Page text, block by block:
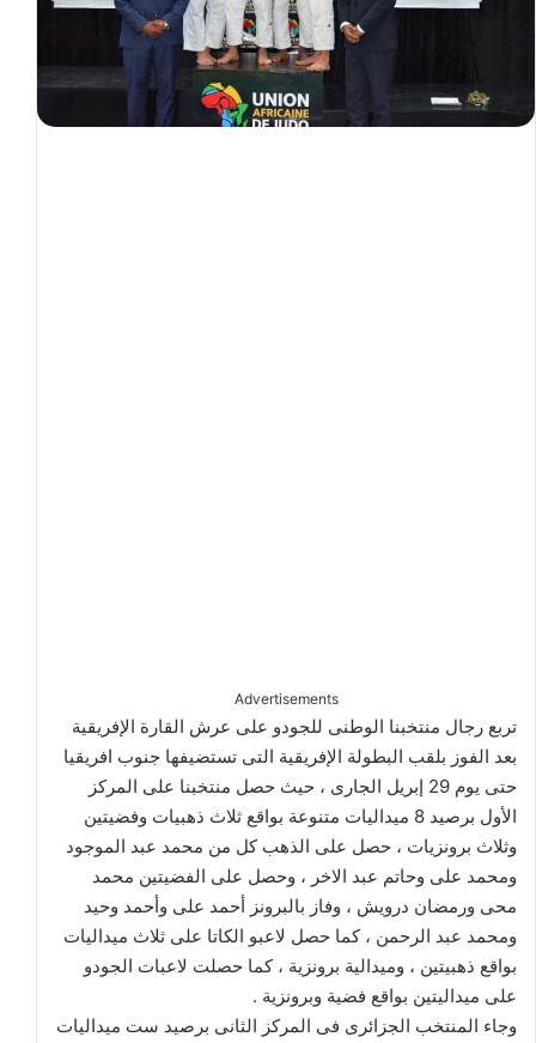
Advertisements
تربع رجال منتخبنا الوطنى للجودو على عرش القارة الإفريقية
بعد الفوز بلقب البطولة الإفريقية التى تستضيفها جنوب افريقيا
حتى يوم 29 إبريل الجارى ، حيث حصل منتخبنا على المركز
الأول برصيد 8 ميداليات متنوعة بواقع ثلاث ذهبيات وفضيتين
وثلاث برونزيات ، حصل على الذهب كل من محمد عبد الموجود
ومحمد على وحاتم عبد الاخر ، وحصل على الفضيتين محمد
محى ورمضان درويش ، وفاز بالبرونز أحمد على وأحمد وحيد
ومحمد عبد الرحمن ، كما حصل لاعبو الكاتا على ثلاث ميداليات
بواقع ذهبيتين ، وميدالية برونزية ، كما حصلت لاعبات الجودو
على ميداليتين بواقع فضية وبرونزية .
وجاء المنتخب الجزائرى فى المركز الثانى برصيد ست ميداليات